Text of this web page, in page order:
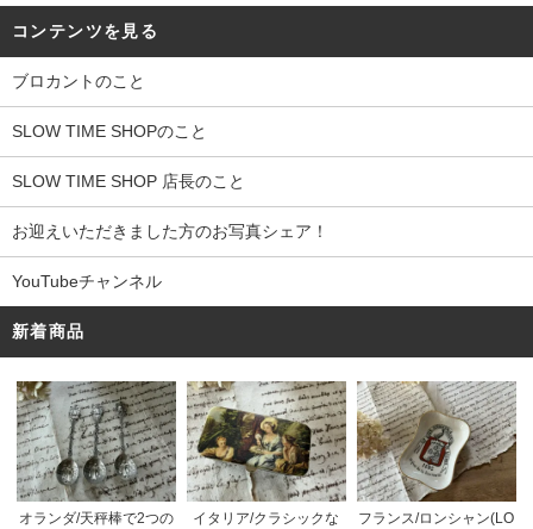
コンテンツを見る
ブロカントのこと
SLOW TIME SHOPのこと
SLOW TIME SHOP 店長のこと
お迎えいただきました方のお写真シェア！
YouTubeチャンネル
新着商品
オランダ/天秤棒で2つの
イタリア/クラシックな
フランス/ロンシャン(LO